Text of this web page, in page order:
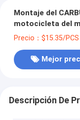
Montaje del
motocicleta del
YAMAHA YBR125
Precio：$15.35/PCS
Mejor
Descripción De